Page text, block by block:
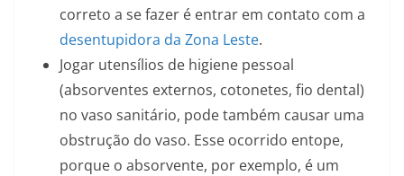
correto a se fazer é entrar em contato com a
desentupidora da Zona Leste.
Jogar utensílios de higiene pessoal
(absorventes externos, cotonetes, fio dental)
no vaso sanitário, pode também causar uma
obstrução do vaso. Esse ocorrido entope,
porque o absorvente, por exemplo, é um